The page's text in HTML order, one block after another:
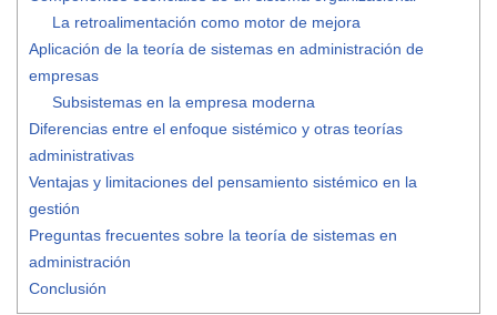
La retroalimentación como motor de mejora
Aplicación de la teoría de sistemas en administración de
empresas
Subsistemas en la empresa moderna
Diferencias entre el enfoque sistémico y otras teorías
administrativas
Ventajas y limitaciones del pensamiento sistémico en la
gestión
Preguntas frecuentes sobre la teoría de sistemas en
administración
Conclusión